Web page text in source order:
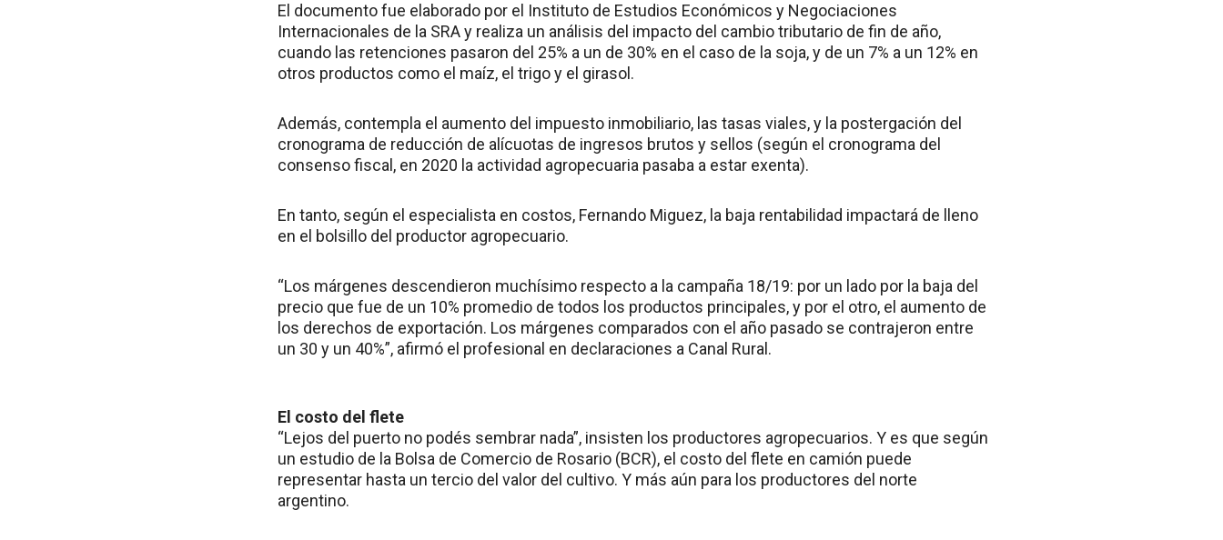
El documento fue elaborado por el Instituto de Estudios Económicos y Negociaciones
Internacionales de la SRA y realiza un análisis del impacto del cambio tributario de fin de año,
cuando las retenciones pasaron del 25% a un de 30% en el caso de la soja, y de un 7% a un 12% en
otros productos como el maíz, el trigo y el girasol.
Además, contempla el aumento del impuesto inmobiliario, las tasas viales, y la postergación del
cronograma de reducción de alícuotas de ingresos brutos y sellos (según el cronograma del
consenso fiscal, en 2020 la actividad agropecuaria pasaba a estar exenta).
En tanto, según el especialista en costos, Fernando Miguez, la baja rentabilidad impactará de lleno
en el bolsillo del productor agropecuario.
“Los márgenes descendieron muchísimo respecto a la campaña 18/19: por un lado por la baja del
precio que fue de un 10% promedio de todos los productos principales, y por el otro, el aumento de
los derechos de exportación. Los márgenes comparados con el año pasado se contrajeron entre
un 30 y un 40%”, afirmó el profesional en declaraciones a Canal Rural.
El costo del flete
“Lejos del puerto no podés sembrar nada”, insisten los productores agropecuarios. Y es que según
un estudio de la Bolsa de Comercio de Rosario (BCR), el costo del flete en camión puede
representar hasta un tercio del valor del cultivo. Y más aún para los productores del norte
argentino.